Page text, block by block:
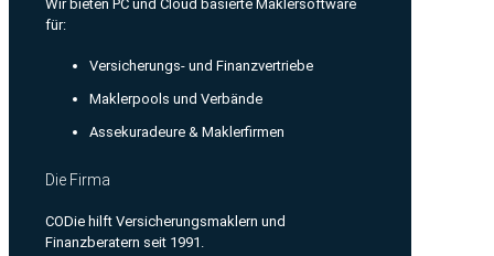
Wir bieten PC und Cloud basierte Maklersoftware
für:
Versicherungs- und Finanzvertriebe
Maklerpools und Verbände
Assekuradeure & Maklerfirmen
Die Firma
CODie hilft Versicherungsmaklern und
Finanzberatern seit 1991.